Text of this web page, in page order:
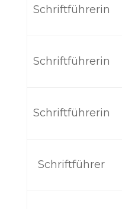
Schriftführerin
Schriftführerin
Schriftführerin
Schriftführer